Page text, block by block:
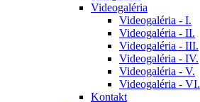
Videogaléria
Videogaléria - I.
Videogaléria - II.
Videogaléria - III.
Videogaléria - IV.
Videogaléria - V.
Videogaléria - VI.
Kontakt